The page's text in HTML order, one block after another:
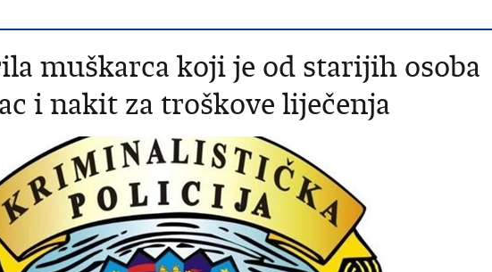
muškarca koji je od starijih osoba
i nakit za troškove liječenja